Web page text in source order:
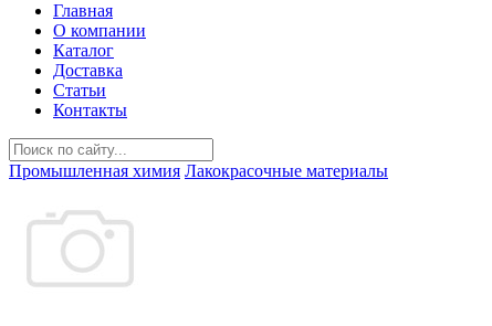
Главная
О компании
Каталог
Доставка
Статьи
Контакты
Промышленная химия Лакокрасочные материалы